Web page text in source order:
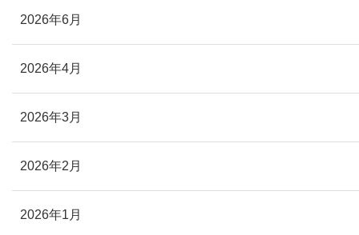
2026年6月
2026年4月
2026年3月
2026年2月
2026年1月